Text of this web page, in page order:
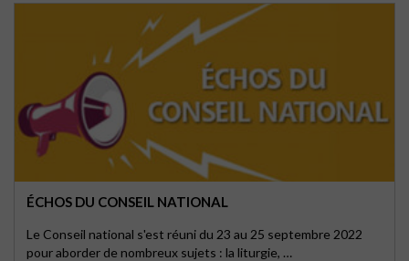
ÉCHOS DU CONSEIL NATIONAL
Le Conseil national s'est réuni du 23 au 25 septembre 2022
pour aborder de nombreux sujets : la liturgie, …